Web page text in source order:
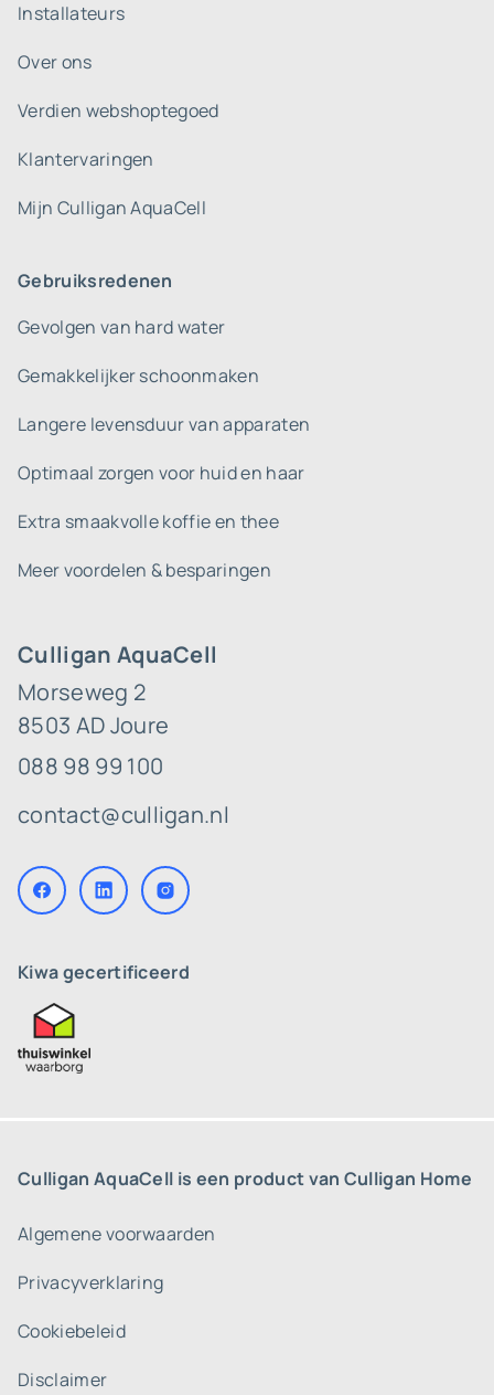
Culligan AquaCell
Morseweg 2
8503 AD Joure
088 98 99 100
contact@culligan.nl
Kiwa gecertificeerd
Installateurs
Over ons
Verdien webshoptegoed
Klantervaringen
Mijn Culligan AquaCell
Gebruiksredenen
Gevolgen van hard water
Gemakkelijker schoonmaken
Langere levensduur van apparaten
Optimaal zorgen voor huid en haar
Extra smaakvolle koffie en thee
Meer voordelen & besparingen
Culligan AquaCell is een product van Culligan Home
Algemene voorwaarden
Privacyverklaring
Cookiebeleid
Disclaimer